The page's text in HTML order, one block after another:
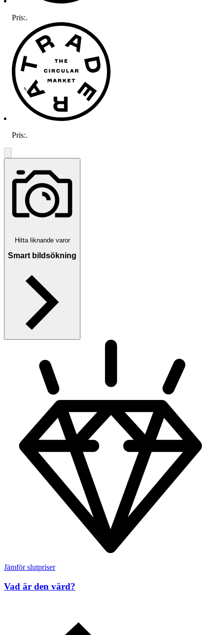
Pris:.
Pris:.
Hitta liknande varor
Smart bildsökning
Jämför slutpriser
Vad är den värd?